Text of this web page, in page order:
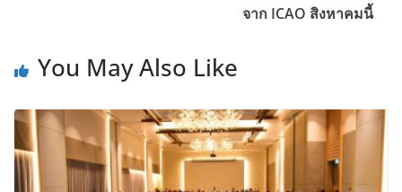
จาก ICAO สิงหาคมนี้
You May Also Like